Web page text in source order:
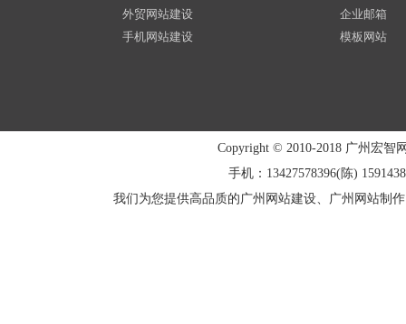
外贸网站建设
手机网站建设
企业邮箱
模板网站
Copyright © 2010-2018 广州宏智
手机：13427578396(陈)
我们为您提供高品质的广州网站建设、广州网站制